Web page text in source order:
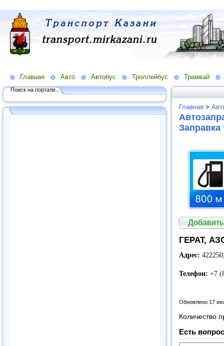
Главная Авто Автобус Троллейбус Трамвай
Поиск на портале...
Главная >
Заправка
ГЕРАТ,
Адрес:
Телефон: +7
Обновлено 17
Количество
Есть